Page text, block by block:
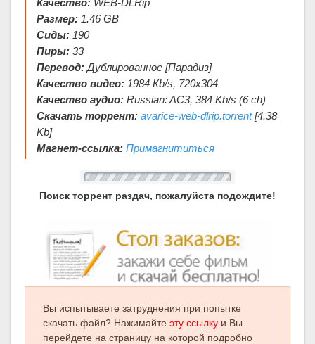
Качество: WEB-DLRip
Размер: 1.46 GB
Сиды: 190
Пиры: 33
Перевод:Дублированное [Парадиз]
Качество видео: 1984 Кb/s, 720x304
Качество аудио: Russian: AC3, 384 Kb/s (6 ch)
Скачать торрент:avarice-web-dlrip.torrent[4.38
Kb]
Магнет-ссылка:Примагнититься
Поиск торрент раздач, пожалуйста подождите!
Вы испытываете затруднения при попытке
скачать файл? Нажимайте эту ссылку и Вы
перейдете на страницу на которой подробно